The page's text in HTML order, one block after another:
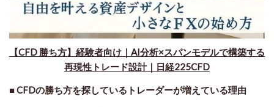
【CFD 勝ち方】経験者向け｜AI分析×スパンモデルで構築する
再現性トレード設計｜日経225CFD
■ CFDの勝ち方を探しているトレーダーが増えている理由